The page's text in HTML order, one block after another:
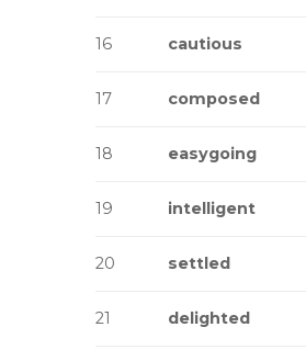
16 cautious
17 composed
18 easygoing
19 intelligent
20 settled
21 delighted